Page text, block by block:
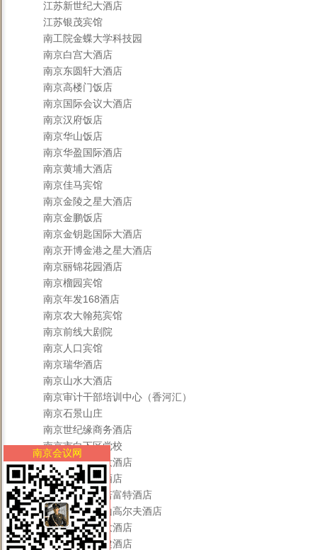
江苏新世纪大酒店
江苏银茂宾馆
南工院金蝶大学科技园
南京白宫大酒店
南京东圆轩大酒店
南京高楼门饭店
南京国际会议大酒店
南京汉府饭店
南京华山饭店
南京华盈国际酒店
南京黄埔大酒店
南京佳马宾馆
南京金陵之星大酒店
南京金鹏饭店
南京金钥匙国际大酒店
南京开博金港之星大酒店
南京丽锦花园酒店
南京榴园宾馆
南京年发168酒店
南京农大翰苑宾馆
南京前线大剧院
南京人口宾馆
南京瑞华酒店
南京山水大酒店
南京审计干部培训中心（香河汇）
南京石景山庄
南京世纪缘商务酒店
南京市白下区党校
南京曙光国际大酒店
南京斯亚花园酒店
南京苏宁银河诺富特酒店
南京索菲特钟山高尔夫酒店
南京太和紫金大酒店
南京同仁堂中健酒店
南京会议网